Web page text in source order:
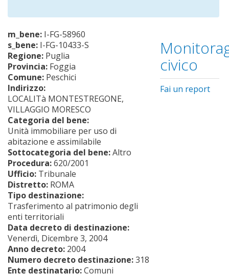
m_bene: I-FG-58960
s_bene: I-FG-10433-S
Regione: Puglia
Provincia: Foggia
Comune: Peschici
Indirizzo:
LOCALITà MONTESTREGONE,
VILLAGGIO MORESCO
Categoria del bene:
Unità immobiliare per uso di
abitazione e assimilabile
Sottocategoria del bene:Altro
Procedura:620/2001
Ufficio: Tribunale
Distretto: ROMA
Tipo destinazione:
Trasferimento al patrimonio degli
enti territoriali
Data decreto di destinazione:
Venerdì, Dicembre 3, 2004
Anno decreto: 2004
Numero decreto destinazione:318
Ente destinatario:Comuni
civico
Fai un report